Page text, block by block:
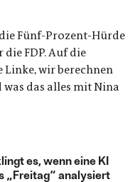
Fünf-Prozent-Hürde
FDP. Auf die
wir berechnen
was das alles mit Nina
es, wenn eine KI
„Freitag“ analysiert